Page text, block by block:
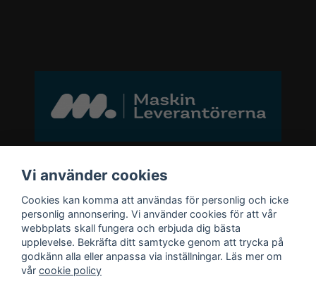
Bli medlem i vårt nyhetsbrev
email
Mejladress Skicka
Bli medlem i vårt nyhetsbrev och ta del
av våra nyheter och erbjudande.
Vi använder cookies
Cookies kan komma att användas för personlig och icke
personlig annonsering. Vi använder cookies för att vår
webbplats skall fungera och erbjuda dig bästa
upplevelse. Bekräfta ditt samtycke genom att trycka på
godkänn alla eller anpassa via inställningar. Läs mer om
vår cookie policy